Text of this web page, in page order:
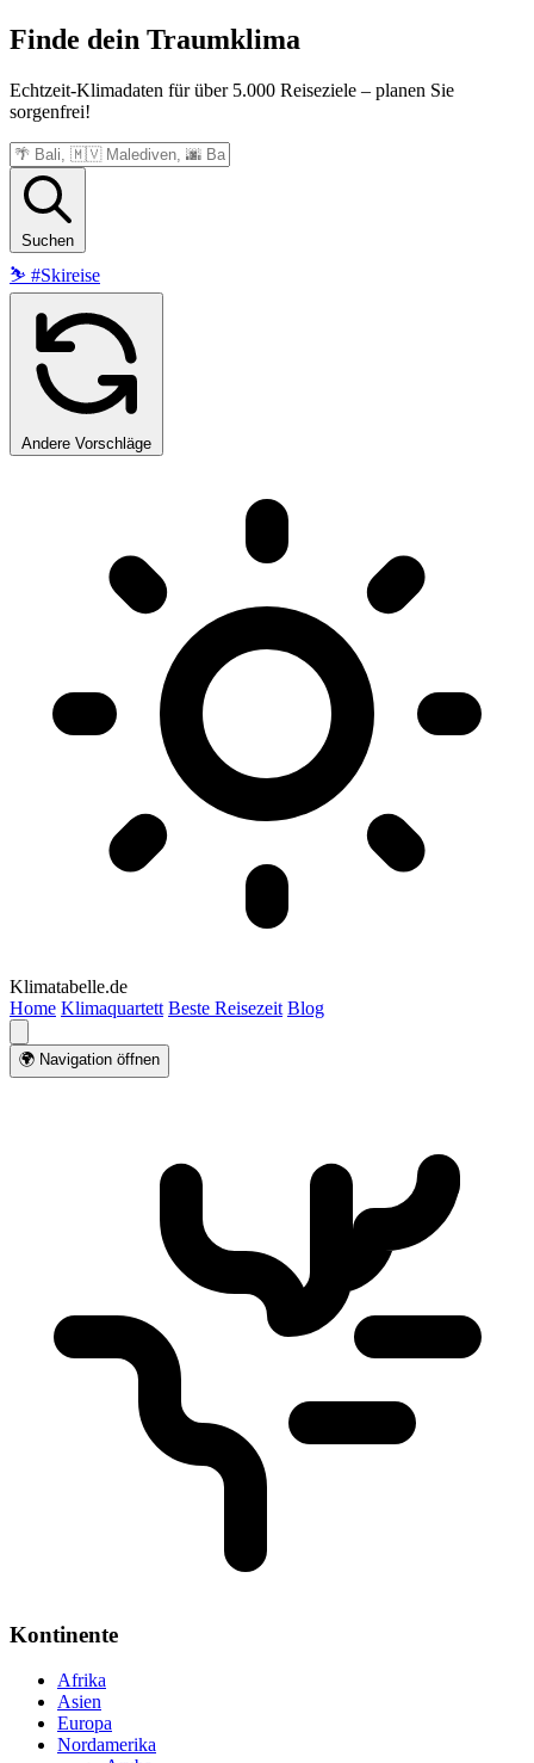
Finde dein Traumklima
Echtzeit-Klimadaten für über 5.000 Reiseziele – planen Sie
sorgenfrei!
Suchen
⛷️ #Skireise
Andere Vorschläge
Klimatabelle.de
Home Klimaquartett Beste Reisezeit Blog
🌍 Navigation öffnen
Kontinente
Afrika
Asien
Europa
Nordamerika